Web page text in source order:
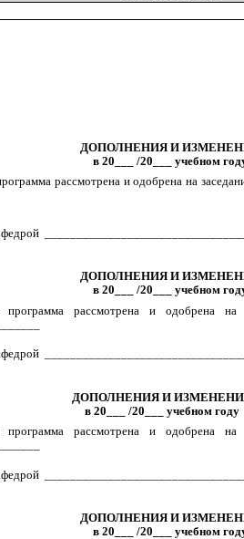
рассмотрена и одобрена на
ДОПОЛНЕНИЯ И
в 20___ /20___ учебном
ДОПОЛНЕНИЯ И
в 20___ /20___ учебном году
ДОПОЛНЕНИЯ И
в 20___ /20___ учебном
программа рассмотрена и одобрена
программа рассмотрена и одобрена
ДОПОЛНЕНИЯ И
в 20___ /20___ учебном